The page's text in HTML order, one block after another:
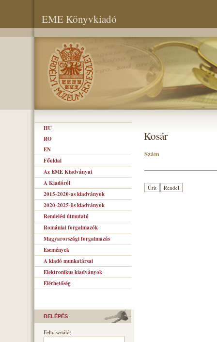
EME Könyvkiadó
HU
RO
EN
Főoldal
Az EME Kiadványai
A Kiadóról
2015-2020-as kiadványok
2020-2025-ös kiadványok
Rendelési útmutató
Romániai forgalmazók
Magyarországi forgalmazás
Események
A kiadó munkatársai
Elektronikus kiadványok
Elérhetőség
BELÉPÉS
Felhasználó:
Kosár
Szám